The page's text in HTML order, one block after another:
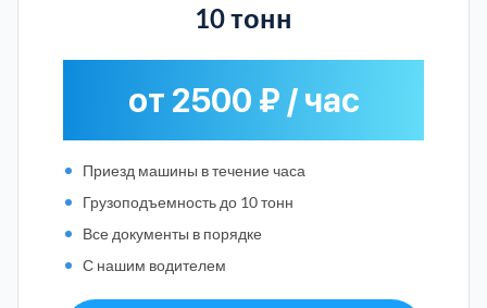
10 тонн
от 2500 ₽ / час
Приезд машины в течение часа
Грузоподъемность до 10 тонн
Все документы в порядке
С нашим водителем